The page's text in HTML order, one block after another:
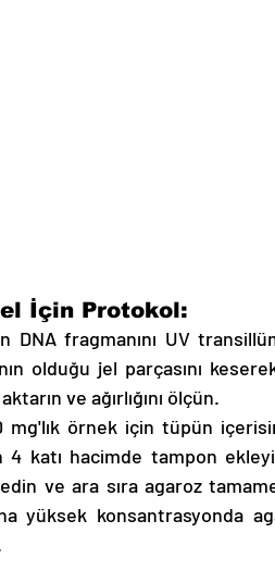
İçin Protokol:
DNA fragmanını UV
olduğu jel parçasını
ve ağırlığını ölçün.
mg'lık örnek için tüpün
4 katı hacimde tampon
ve ara sıra agaroz
yüksek konsantrasyonda